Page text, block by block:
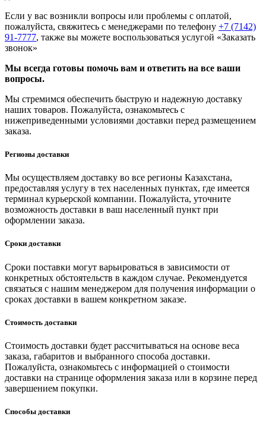
Если у вас возникли вопросы или проблемы с оплатой,
пожалуйста, свяжитесь с менеджерами по телефону +7 (7142)
91-7777, также вы можете воспользоваться услугой «Заказать
звонок»
Мы всегда готовы помочь вам и ответить на все ваши
вопросы.
Мы стремимся обеспечить быструю и надежную доставку
наших товаров. Пожалуйста, ознакомьтесь с
нижеприведенными условиями доставки перед размещением
заказа.
Регионы доставки
Мы осуществляем доставку во все регионы Казахстана,
предоставляя услугу в тех населенных пунктах, где имеется
терминал курьерской компании. Пожалуйста, уточните
возможность доставки в ваш населенный пункт при
оформлении заказа.
Сроки доставки
Сроки поставки могут варьироваться в зависимости от
конкретных обстоятельств в каждом случае. Рекомендуется
связаться с нашим менеджером для получения информации о
сроках доставки в вашем конкретном заказе.
Стоимость доставки
Стоимость доставки будет рассчитываться на основе веса
заказа, габаритов и выбранного способа доставки.
Пожалуйста, ознакомьтесь с информацией о стоимости
доставки на странице оформления заказа или в корзине перед
завершением покупки.
Способы доставки